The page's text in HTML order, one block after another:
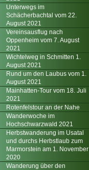
Unterwegs im
Schächerbachtal vom 22.
August 2021
Vereinsausflug nach
Oppenheim vom 7. August
2021
Wichtelweg in Schmitten 1.
August 2021
Rund um den Laubus vom 1.
August 2021
Mainhatten-Tour vom 18. Juli
2021
Rotenfelstour an der Nahe
Wanderwoche im
Hochschwarzwald 2021
Herbstwanderung im Usatal
und durchs Herbstlaub zum
Marmorstein am 1. November
2020
Wanderung über den